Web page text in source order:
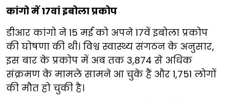
कांगो में 17वां इबोला प्रकोप
डीआर कांगो ने 15 मई को अपने 17वें इबोला प्रकोप
की घोषणा की थी। विश्व स्वास्थ्य संगठन के अनुसार,
इस बार के प्रकोप में अब तक 3,874 से अधिक
संक्रमण के मामले सामने आ चुके हैं और 1,751 लोगों
की मौत हो चुकी है।